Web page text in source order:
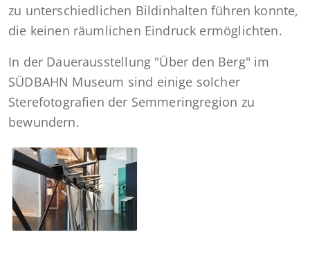
zu unterschiedlichen Bildinhalten führen konnte,
die keinen räumlichen Eindruck ermöglichten.
In der Dauerausstellung "Über den Berg" im
SÜDBAHN Museum sind einige solcher
Sterefotografien der Semmeringregion zu
bewundern.